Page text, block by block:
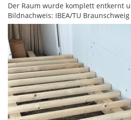
Der Raum wurde komplett entkernt
Bildnachweis: IBEA/TU Braunschweig